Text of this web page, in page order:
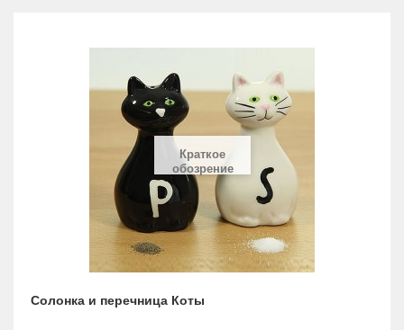
Краткое
обозрение
Солонка и перечница Коты